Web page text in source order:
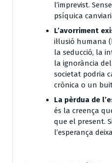
l’imprevist.
psíquica
L’avorriment
il·lusió humana
la seducció, la
la ignorància
societat podria
crònica o un
La pèrdua de
és la creença
que el present.
l’esperança